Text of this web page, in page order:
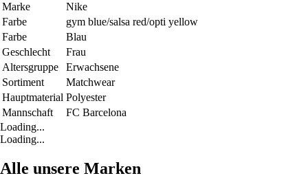
Marke
Nike
Farbe
gym blue/salsa red/opti yellow
Farbe
Blau
Geschlecht
Frau
Altersgruppe
Erwachsene
Sortiment
Matchwear
Hauptmaterial Polyester
Mannschaft
FC Barcelona
Loading...
Loading...
Alle unsere Marken